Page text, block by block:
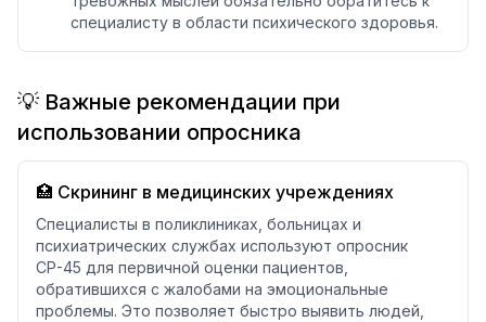
специалисту в области психического здоровья.
💡 Важные рекомендации при
использовании опросника
🏥 Скрининг в медицинских учреждениях
Специалисты в поликлиниках, больницах и
психиатрических службах используют опросник
СР-45 для первичной оценки пациентов,
обратившихся с жалобами на эмоциональные
проблемы. Это позволяет быстро выявить людей,